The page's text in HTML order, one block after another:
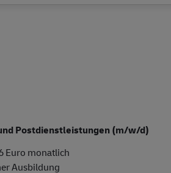
Postdienstleistungen (m/w/d)
Euro monatlich
Ausbildung